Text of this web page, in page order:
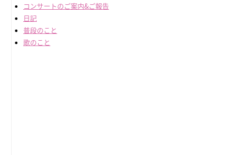
カ
イ
ブ
コンサートのご案内&ご報告
日記
普段のこと
歌のこと